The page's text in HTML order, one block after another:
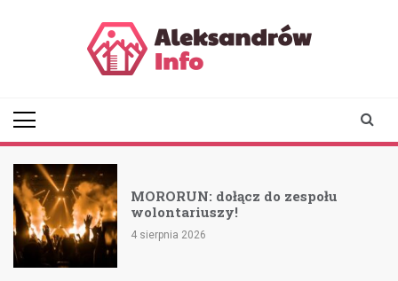
MORORUN: dołącz do zespołu
wolontariuszy!
4 sierpnia 2026